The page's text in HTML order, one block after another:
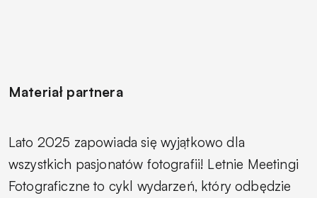
Materiał partnera
Lato 2025 zapowiada się wyjątkowo dla
wszystkich pasjonatów fotografii! Letnie Meetingi
Fotograficzne to cykl wydarzeń, który odbędzie